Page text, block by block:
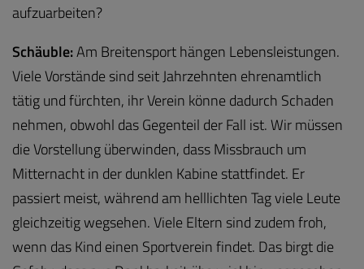
aufzuarbeiten?
Schäuble:Am Breitensport hängen Lebensleistungen.
Viele Vorstände sind seit Jahrzehnten ehrenamtlich
tätig und fürchten, ihr Verein könne dadurch Schaden
nehmen, obwohl das Gegenteil der Fall ist. Wir müssen
die Vorstellung überwinden, dass Missbrauch um
Mitternacht in der dunklen Kabine stattfindet. Er
passiert meist, während am helllichten Tag viele Leute
gleichzeitig wegsehen. Viele Eltern sind zudem froh,
wenn das Kind einen Sportverein findet. Das birgt die